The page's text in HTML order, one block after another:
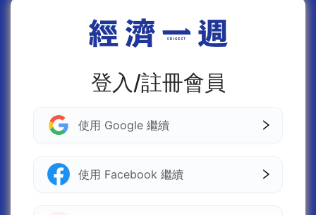
登入/註冊會員
使用 Google 繼續
使用 Facebook 繼續